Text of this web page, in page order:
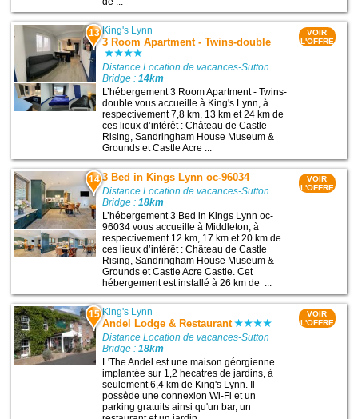
13 King's Lynn
3 Room Apartment - Twins-double
Distance Location de vacances-Sutton
Bridge :14km
L’hébergement 3 Room Apartment - Twins-
double vous accueille à King's Lynn, à
respectivement 7,8 km, 13 km et 24 km de
ces lieux d’intérêt : Château de Castle
Rising, Sandringham House Museum &
Grounds et Castle Acre ...
VOIR
L'OFFRE
14 3 Bed in Kings Lynn oc-96034
Distance Location de vacances-Sutton
Bridge :18km
L’hébergement 3 Bed in Kings Lynn oc-
96034 vous accueille à Middleton, à
respectivement 12 km, 17 km et 20 km de
ces lieux d’intérêt : Château de Castle
Rising, Sandringham House Museum &
Grounds et Castle Acre Castle. Cet
hébergement est installé à 26 km de ...
VOIR
L'OFFRE
15 King's Lynn
Andel Lodge & Restaurant
Distance Location de vacances-Sutton
Bridge :18km
L'The Andel est une maison géorgienne
implantée sur 1,2 hecatres de jardins, à
seulement 6,4 km de King's Lynn. Il
possède une connexion Wi-Fi et un
parking gratuits ainsi qu'un bar, un
VOIR
L'OFFRE